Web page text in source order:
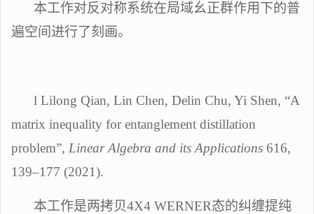
本工作对反对称系统在局域幺正群作用下的普
遍空间进行了刻画。
l Lilong Qian, Lin Chen, Delin Chu, Yi Shen, “A
matrix inequality for entanglement distillation
problem”, Linear Algebra and its Applications 616,
139–177 (2021).
本工作是两拷贝4X4 WERNER态的纠缠提纯